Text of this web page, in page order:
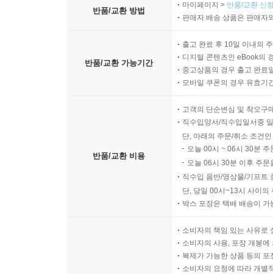
반품/교환 방법
마이페이지 > 반품/교환 신
판매자 배송 상품은 판매자
반품/교환 가능기간
출고 완료 후 10일 이내의
디지털 콘텐츠인 eBook의
중고상품의 경우 출고 완료
모바일 쿠폰의 경우 유효기
반품/교환 비용
고객의 단순변심 및 착오구
직수입양서/직수입일서중
단, 아래의 주문/취소 조건
오늘 00시 ~ 06시 30분
오늘 06시 30분 이후 주
직수입 음반/영상물/기프트
단, 당일 00시~13시 사이의
박스 포장은 택배 배송이
소비자의 책임 있는 사유로
소비자의 사용, 포장 개봉
복제가 가능한 상품 등의
소비자의 요청에 따라 개별